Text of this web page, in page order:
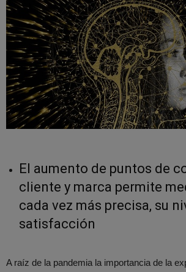
El aumento de puntos de
cliente y marca permite
cada vez más precisa, su
satisfacción
A raíz de la pandemia la importancia de la